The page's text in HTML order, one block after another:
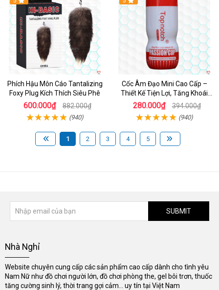
Phích Hậu Môn Cáo Tantalizing
Foxy Plug Kích Thích Siêu Phê
600.000₫ 882.000₫
(940)
Cốc Âm Đạo Mini Cao Cấp –
Thiết Kế Tiện Lợi, Tăng Khoái
Cảm
280.000₫ 394.000₫
(940)
1 2 3 4 5
SUBMIT
Nhà Nghỉ
Website chuyên cung cấp các sản phẩm cao cấp dành cho tình yêu
Nam Nữ như đồ chơi người lớn, đồ chơi phòng the, gel bôi trơn, thuốc
tăng cường sinh lý, thời trang gợi cảm... uy tín tại Việt Nam